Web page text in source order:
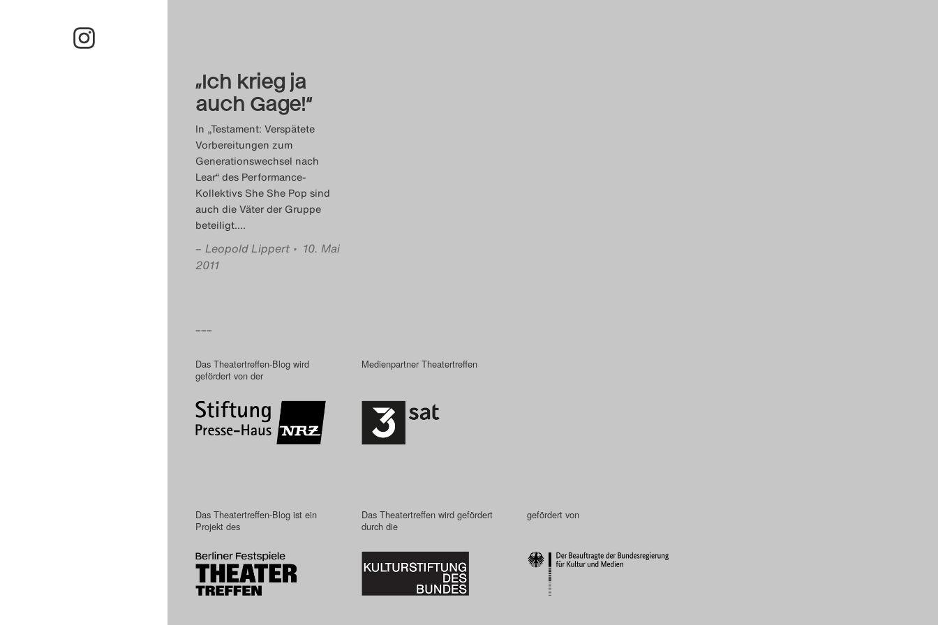
„Ich krieg ja
auch Gage!“
In „Testament: Verspätete
Vorbereitungen zum
Generationswechsel nach
Lear“ des Performance-
Kollektivs She She Pop sind
auch die Väter der Gruppe
beteiligt.…
– Leopold Lippert • 10. Mai
2011
–––
Das Theatertreffen-Blog wird
gefördert von der
Medienpartner Theatertreffen
Das Theatertreffen-Blog ist ein
Projekt des
Das Theatertreffen wird gefördert
durch die
gefördert von